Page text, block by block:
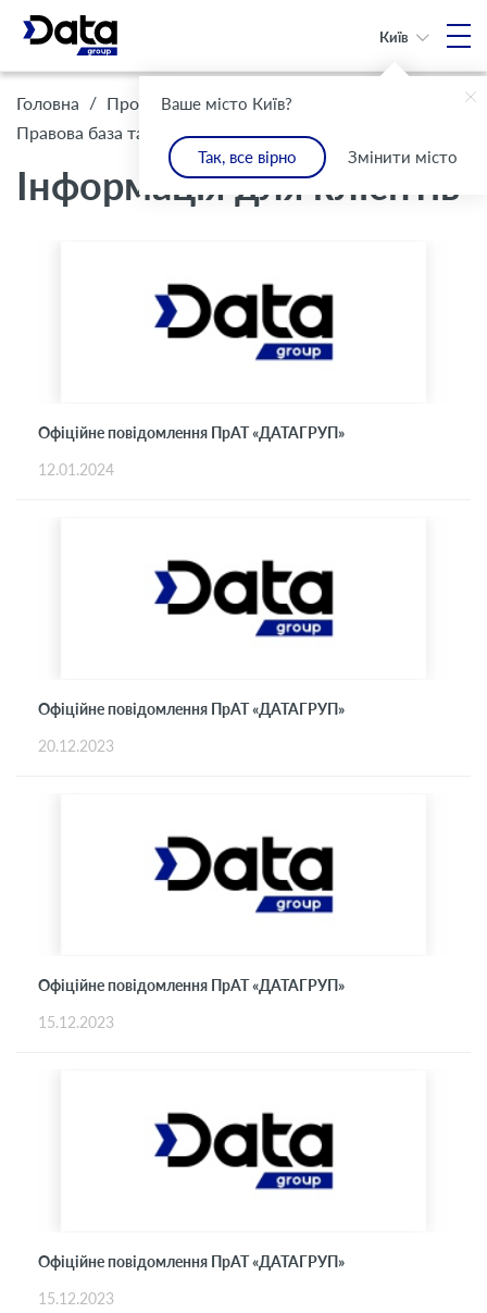
Ваше місто Київ?
Так, все вірно Змінити місто
Київ
Головна / Про Компанію /
Правова база та комплаєнс / Інформація для клієнтів
Інформація для клієнтів
Офіційне повідомлення ПрАТ «ДАТАГРУП»
12.01.2024
Офіційне повідомлення ПрАТ «ДАТАГРУП»
20.12.2023
Офіційне повідомлення ПрАТ «ДАТАГРУП»
15.12.2023
Офіційне повідомлення ПрАТ «ДАТАГРУП»
15.12.2023